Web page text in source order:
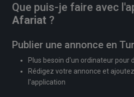
Que puis-je faire avec
Afariat ?
Publier une annonce en
Plus besoin d'un ordinateur pour
Rédigez votre annonce et
l'application